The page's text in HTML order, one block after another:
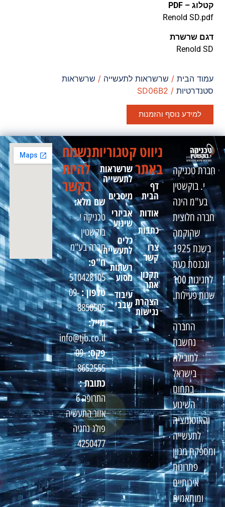
קטלוג – PDF
‏‏Renold SD.pdf
דגם שרשרת
Renold SD
עמוד הבית / שרשראות לתעשייה / שרשראות
סטנדרטיות / SD06B2
למידע נוסף והזמנות
חברת טכניקה
י. בוקשטין
בע"מ הינה
חברה חלוצית
שהוקמה
בשנת 1925
ונכנסת כעת
לחגיגות 100
שנות פעילות.
החברה
נחשבת
למובילה
בישראל
בתחום
השינוע
והאוטומציה
לתעשייה
ומספקת מגוון
פתרונות
איכותיים
ומותאמים
ניווט
באתר
דף
הבית
אודות
כתבות
צרו
קשר
תקנון
אתר
הצהרת
נגישות
קטגוריות
שרשראות
לתעשייה
מיסבים
אביזרי
שינוע
כלים
לתעשייה
רשתות
מסוע
עיבוד
שבבי
נשמח
להיות
בקשר
שם מלא:
טכניקה י.
בוקשטין
חברה בע"מ
ח"פ:
510428105
טלפון :09-
8850505
מייל:
info@tjb.co.il
פקס:09-
8652555
כתובת :
התרופה 6
אזור התעשיה
פולג נתניה
4250477